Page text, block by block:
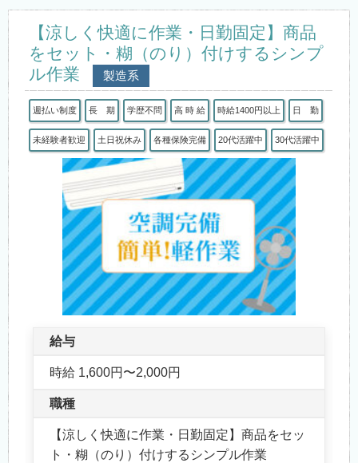
【涼しく快適に作業・日勤固定】商品
をセット・糊（のり）付けするシンプ
ル作業
製造系
週払い制度 長 期 学歴不問 高 時 給 時給1400円以上 日 勤
未経験者歓迎 土日祝休み 各種保険完備 20代活躍中 30代活躍中
給与
時給 1,600円〜2,000円
職種
【涼しく快適に作業・日勤固定】商品をセッ
ト・糊（のり）付けするシンプル作業